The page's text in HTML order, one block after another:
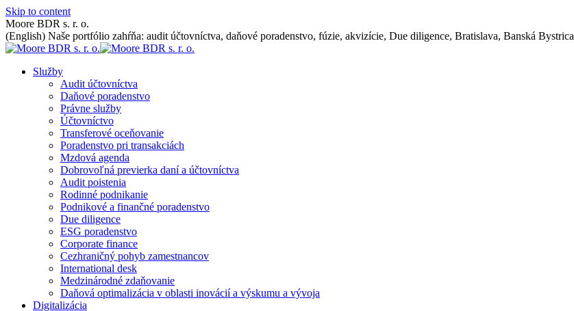
Skip to content
Moore BDR s. r. o.
(English) Naše portfólio zahŕňa: audit účtovníctva, daňové poradenstvo, fúzie, akvizície, Due diligence, Bratislava, Banská Bystrica
Služby
Audit účtovníctva
Daňové poradenstvo
Právne služby
Účtovníctvo
Transferové oceňovanie
Poradenstvo pri transakciách
Mzdová agenda
Dobrovoľná previerka daní a účtovníctva
Audit poistenia
Rodinné podnikanie
Podnikové a finančné poradenstvo
Due diligence
ESG poradenstvo
Corporate finance
Cezhraničný pohyb zamestnancov
International desk
Medzinárodné zdaňovanie
Daňová optimalizácia v oblasti inovácií a výskumu a vývoja
Digitalizácia